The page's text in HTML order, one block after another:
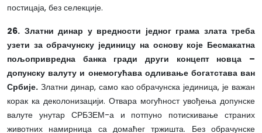
постицаја, без селекције.
26. Златни динар у вредности једног грама злата треба
узети за обрачунску јединицу на основу које Бесмакатна
пољопривредна банка гради други концепт новца –
допунску валуту и онемогућава одливање богатстава ван
Србије. Златни динар, само као обрачунска јединица, је важан
корак ка деколонизацији. Отвара могућност увођења допунске
валуте унутар СРБЗЕМ-а и потпуно потискивање страних
животних намирница са домаћег тржишта. Без обрачунске